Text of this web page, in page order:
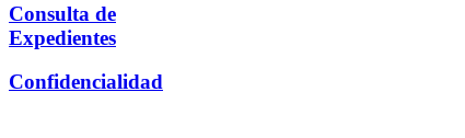
Consulta de
Expedientes
Confidencialidad